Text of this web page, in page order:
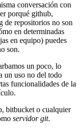
conversación con
porqué github,
de repositorios no son
en determinadas
en equipo) puedes
son.
un poco, lo
un uso no del todo
funcionalidades de la
bitbucket o cualquier
servidor git.